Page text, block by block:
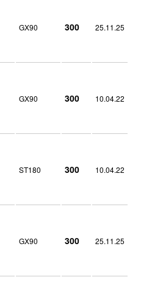
GX90 300 25.11.25
GX90 300 10.04.22
ST180 300 10.04.22
GX90 300 25.11.25